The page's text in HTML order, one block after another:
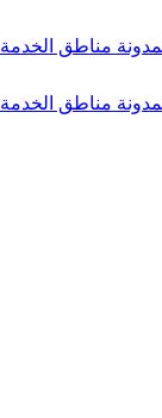
مناطق الخدمة
مناطق الخدمة